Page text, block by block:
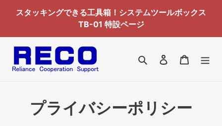
スタッキングできる工具箱！システムツールボックス
TB-01 特設ページ
検索 ログインカート
プライバシーポリシー